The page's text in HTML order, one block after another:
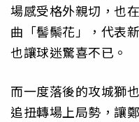
場感受格外親切，也
曲「髻鬃花」，代表
也讓球迷驚喜不已。
而一度落後的攻城獅
追扭轉場上局勢，讓